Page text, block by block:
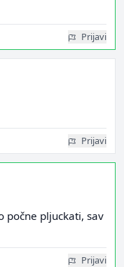
Prijavi
Prijavi
počne pljuckati, sav
Prijavi